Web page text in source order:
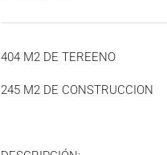
404 M2 DE TEREENO
245 M2 DE CONSTRUCCION